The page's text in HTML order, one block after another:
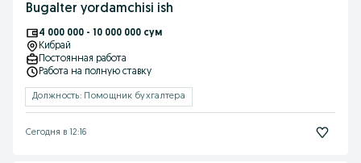
Bugalter yordamchisi ish
4 000 000 - 10 000 000 сум
Кибрай
Постоянная работа
Работа на полную ставку
Должность: Помощник бухгалтера
Сегодня в 12:16